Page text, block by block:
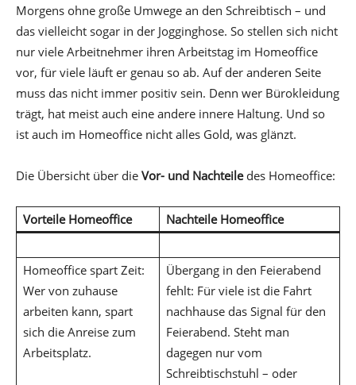
Morgens ohne große Umwege an den Schreibtisch – und
das vielleicht sogar in der Jogginghose. So stellen sich nicht
nur viele Arbeitnehmer ihren Arbeitstag im Homeoffice
vor, für viele läuft er genau so ab. Auf der anderen Seite
muss das nicht immer positiv sein. Denn wer Bürokleidung
trägt, hat meist auch eine andere innere Haltung. Und so
ist auch im Homeoffice nicht alles Gold, was glänzt.
Die Übersicht über die Vor- und Nachteiledes Homeoffice:
Vorteile Homeoffice Nachteile Homeoffice
Homeoffice spart Zeit:
Wer von zuhause
arbeiten kann, spart
sich die Anreise zum
Arbeitsplatz.
Übergang in den Feierabend
fehlt: Für viele ist die Fahrt
nachhause das Signal für den
Feierabend. Steht man
dagegen nur vom
Schreibtischstuhl – oder